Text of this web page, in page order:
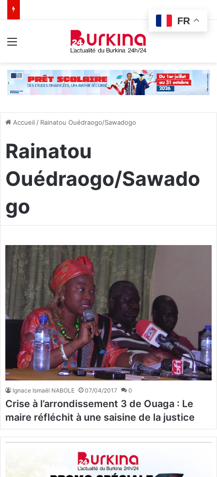
Accueil / Rainatou Ouédraogo/Sawadogo
Rainatou
Ouédraogo/Sawado
go
Ignace Ismaël NABOLE 07/04/2017 0
Crise à l’arrondissement 3 de Ouaga : Le
maire réfléchit à une saisine de la justice
FR